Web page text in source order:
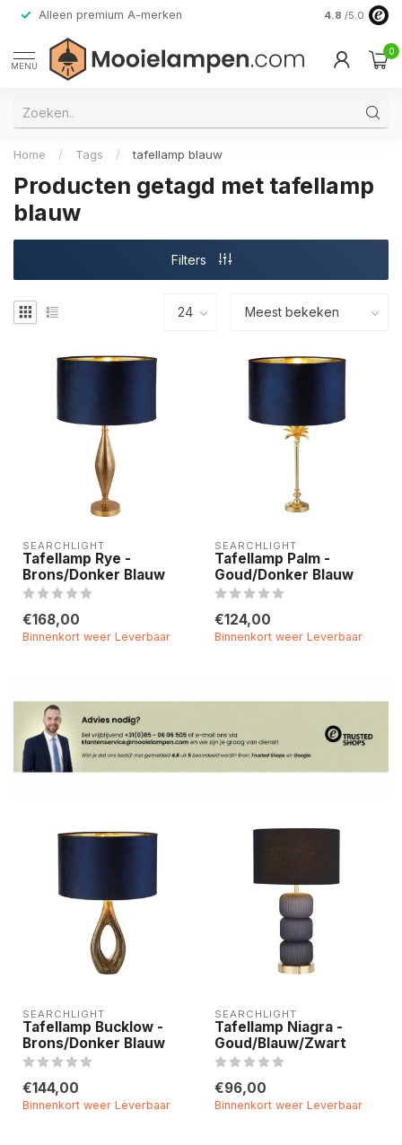
Alleen premium A-merken 4.8 /5.0
MENU
0
Home / Tags / tafellamp blauw
Producten getagd met tafellamp
blauw
Filters
SEARCHLIGHT
Tafellamp Rye -
Brons/Donker Blauw
€168,00
Binnenkort weer Leverbaar
SEARCHLIGHT
Tafellamp Palm -
Goud/Donker Blauw
€124,00
Binnenkort weer Leverbaar
SEARCHLIGHT
Tafellamp Bucklow -
Brons/Donker Blauw
€144,00
Binnenkort weer Leverbaar
SEARCHLIGHT
Tafellamp Niagra -
Goud/Blauw/Zwart
€96,00
Binnenkort weer Leverbaar